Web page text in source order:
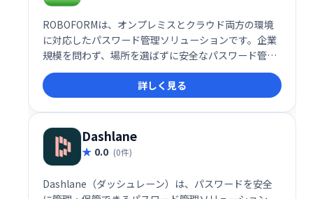
ROBOFORMは、オンプレミスとクラウド両方の環境
に対応したパスワード管理ソリューションです。企業
規模を問わず、場所を選ばずに安全なパスワード管理
を実現します。2要素認証とAES-256ビット暗号化に
よる高いセキュリティで、ログイン情報を保護しま
す。
詳しく見る
Dashlane
0.0 (0件)
Dashlane（ダッシュレーン）は、パスワードを安全